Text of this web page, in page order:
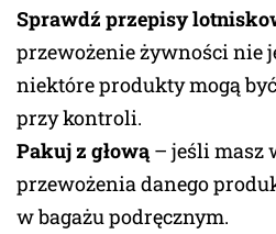
Sprawdź przepisy
przewożenie żywności nie
niektóre produkty mogą
przy kontroli.
Pakuj z głową – jeśli masz
przewożenia danego
w bagażu podręcznym.